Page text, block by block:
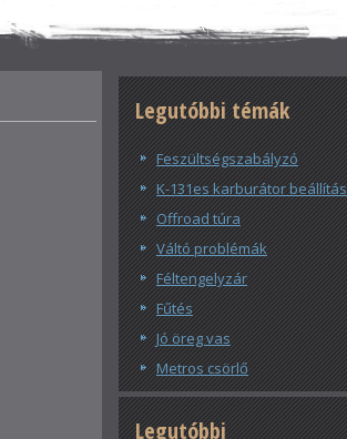
Legutóbbi témák
Feszültségszabályzó
K-131es karburátor beállítás
Offroad túra
Váltó problémák
Féltengelyzár
Fűtés
Jó öreg vas
Metros csörlő
Legutóbbi